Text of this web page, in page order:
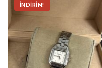
İNDIRIM!